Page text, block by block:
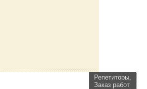
Репетиторы,
Заказ работ